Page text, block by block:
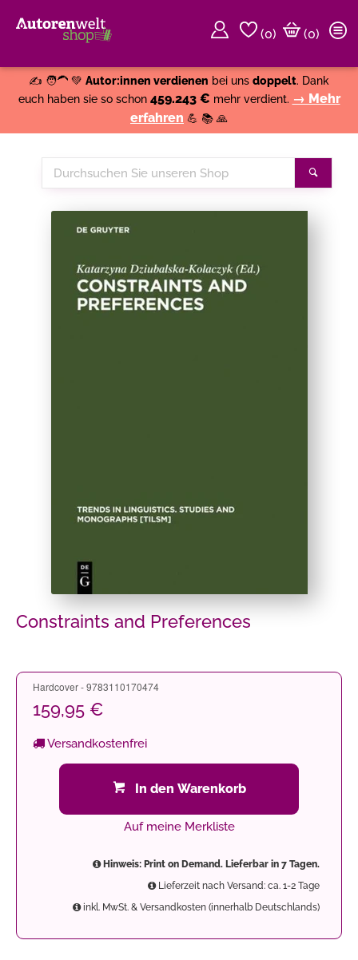
(0)
(0)
✍️ 🧑‍🦱 💚 Autor:innen verdienen bei uns doppelt. Dank
euch haben sie so schon 459.243 € mehr verdient. → Mehr
erfahren 💪 📚 🙏
Durchsuchen
Sie
Constraints and Preferences
Hardcover - 9783110170474
159,95 €
Versandkostenfrei
In den Warenkorb
Auf meine Merkliste
Hinweis: Print on Demand. Lieferbar in 7 Tagen.
Lieferzeit nach Versand: ca. 1-2 Tage
inkl. MwSt. & Versandkosten (innerhalb Deutschlands)